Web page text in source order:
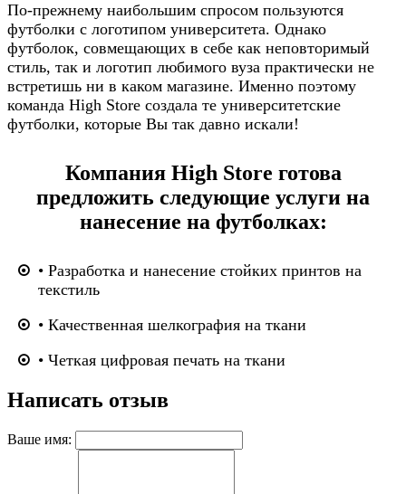
По-прежнему наибольшим спросом пользуются
футболки с логотипом университета. Однако
футболок, совмещающих в себе как неповторимый
стиль, так и логотип любимого вуза практически не
встретишь ни в каком магазине. Именно поэтому
команда High Store создала те университетские
футболки, которые Вы так давно искали!
Компания High Store готова
предложить следующие услуги на
нанесение на футболках:
• Разработка и нанесение стойких принтов на
текстиль
• Качественная шелкография на ткани
• Четкая цифровая печать на ткани
Написать отзыв
Ваше имя: